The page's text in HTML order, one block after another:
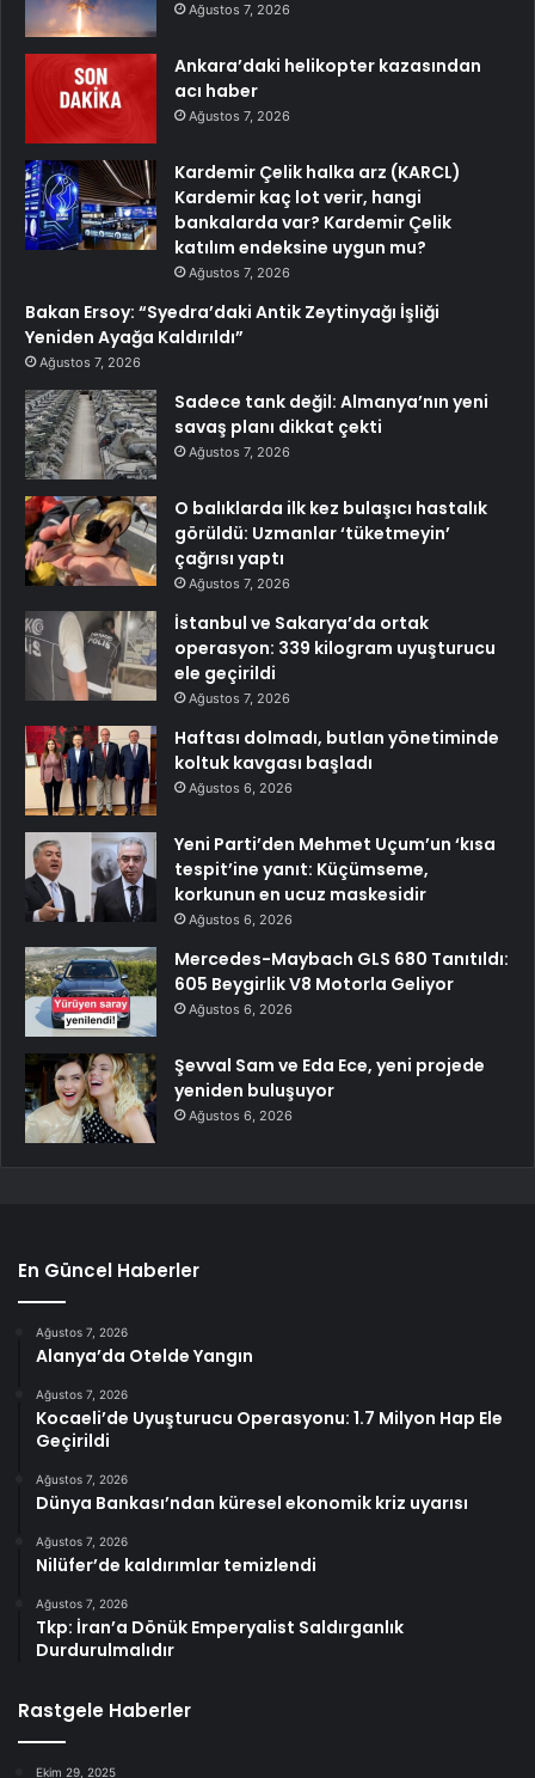
Ağustos 7, 2026
Ankara’daki helikopter kazasından
acı haber
Ağustos 7, 2026
Kardemir Çelik halka arz (KARCL)
Kardemir kaç lot verir, hangi
bankalarda var? Kardemir Çelik
katılım endeksine uygun mu?
Ağustos 7, 2026
Bakan Ersoy: “Syedra’daki Antik Zeytinyağı İşliği
Yeniden Ayağa Kaldırıldı”
Ağustos 7, 2026
Sadece tank değil: Almanya’nın yeni
savaş planı dikkat çekti
Ağustos 7, 2026
O balıklarda ilk kez bulaşıcı hastalık
görüldü: Uzmanlar ‘tüketmeyin’
çağrısı yaptı
Ağustos 7, 2026
İstanbul ve Sakarya’da ortak
operasyon: 339 kilogram uyuşturucu
ele geçirildi
Ağustos 7, 2026
Haftası dolmadı, butlan yönetiminde
koltuk kavgası başladı
Ağustos 6, 2026
Yeni Parti’den Mehmet Uçum’un ‘kısa
tespit’ine yanıt: Küçümseme,
korkunun en ucuz maskesidir
Ağustos 6, 2026
Mercedes-Maybach GLS 680 Tanıtıldı:
605 Beygirlik V8 Motorla Geliyor
Ağustos 6, 2026
Şevval Sam ve Eda Ece, yeni projede
yeniden buluşuyor
Ağustos 6, 2026
En Güncel Haberler
Ağustos 7, 2026
Alanya’da Otelde Yangın
Ağustos 7, 2026
Kocaeli’de Uyuşturucu Operasyonu: 1.7 Milyon Hap Ele
Geçirildi
Ağustos 7, 2026
Dünya Bankası’ndan küresel ekonomik kriz uyarısı
Ağustos 7, 2026
Nilüfer’de kaldırımlar temizlendi
Ağustos 7, 2026
Tkp: İran’a Dönük Emperyalist Saldırganlık
Durdurulmalıdır
Rastgele Haberler
Ekim 29, 2025